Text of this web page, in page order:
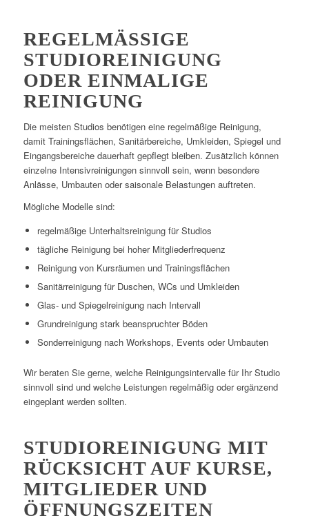
REGELMÄSSIGE S
TUDIOREINIGUNG O
DER EINMALIGE R
EINIGUNG
Die meisten Studios benötigen eine regelmäßige Reinigung,
damit Trainingsflächen, Sanitärbereiche, Umkleiden, Spiegel und
Eingangsbereiche dauerhaft gepflegt bleiben. Zusätzlich können
einzelne Intensivreinigungen sinnvoll sein, wenn besondere
Anlässe, Umbauten oder saisonale Belastungen auftreten.
Mögliche Modelle sind:
regelmäßige Unterhaltsreinigung für Studios
tägliche Reinigung bei hoher Mitgliederfrequenz
Reinigung von Kursräumen und Trainingsflächen
Sanitärreinigung für Duschen, WCs und Umkleiden
Glas- und Spiegelreinigung nach Intervall
Grundreinigung stark beanspruchter Böden
Sonderreinigung nach Workshops, Events oder Umbauten
Wir beraten Sie gerne, welche Reinigungsintervalle für Ihr Studio
sinnvoll sind und welche Leistungen regelmäßig oder ergänzend
eingeplant werden sollten.
STUDIOREINIGUNG MIT
RÜCKSICHT AUF KURSE,
MITGLIEDER UND
ÖFFNUNGSZEITEN